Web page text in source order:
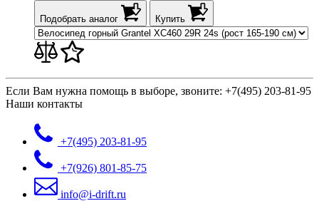
Подобрать аналог Купить
Если Вам нужна помощь в выборе, звоните: +7(495) 203-81-95
Наши контакты
+7(495) 203-81-95
+7(926) 801-85-75
info@i-drift.ru